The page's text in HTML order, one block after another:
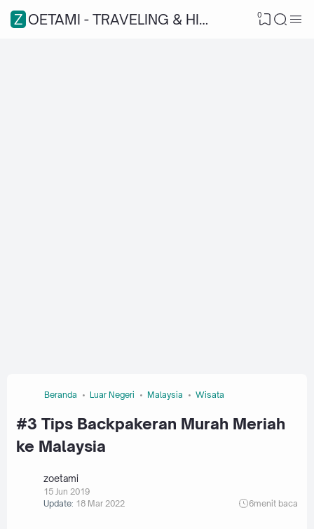
ZOETAMI - TRAVELING & HIKING 0
Beranda Luar Negeri Malaysia Wisata
#3 Tips Backpakeran Murah Meriah
ke Malaysia
zoetami
15 Jun 2019
Update: 18 Mar 2022 6menit baca